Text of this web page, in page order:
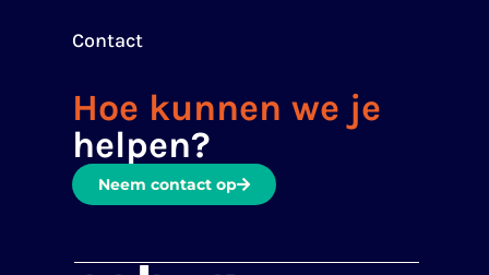
Contact
Hoe kunnen we je
helpen?
Neem contact op